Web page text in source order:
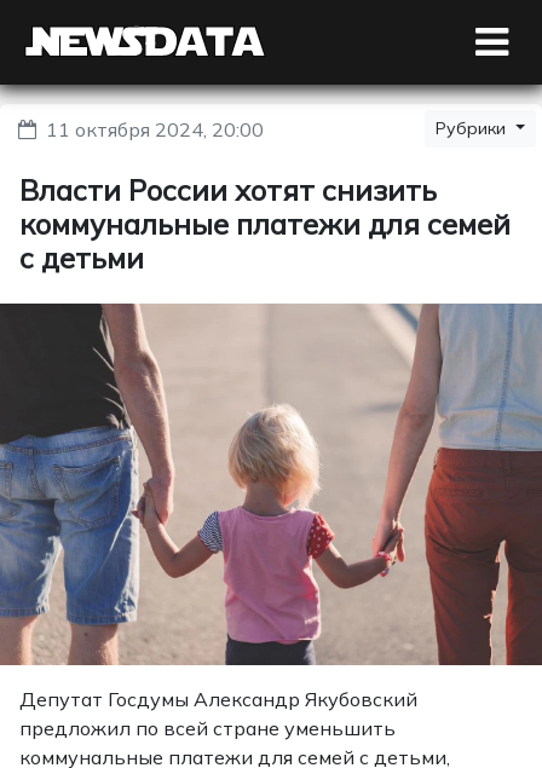
11 октября 2024, 20:00 Рубрики
Власти России хотят снизить
коммунальные платежи для семей
с детьми
Депутат Госдумы Александр Якубовский
предложил по всей стране уменьшить
коммунальные платежи для семей с детьми,